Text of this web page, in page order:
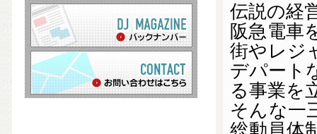
伝説の経
阪急電車
街やレジ
デパート
る事業を
そんな一